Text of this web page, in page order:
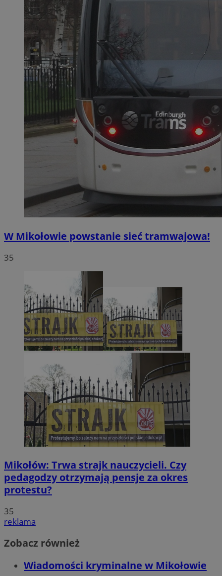
W Mikołowie powstanie sieć tramwajowa!
35
Mikołów: Trwa strajk nauczycieli. Czy
pedagodzy otrzymają pensje za okres
protestu?
35
reklama
Zobacz również
Wiadomości kryminalne w Mikołowie